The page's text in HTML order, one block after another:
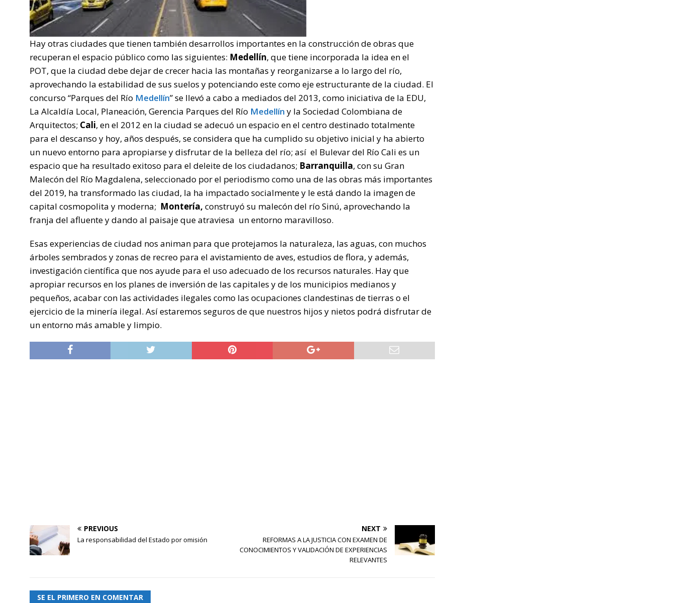
Hay otras ciudades que tienen también desarrollos importantes en la construcción de obras que
recuperan el espacio público como las siguientes: Medellín, que tiene incorporada la idea en el
POT, que la ciudad debe dejar de crecer hacia las montañas y reorganizarse a lo largo del río,
aprovechando la estabilidad de sus suelos y potenciando este como eje estructurante de la ciudad. El
concurso “Parques del Río Medellín” se llevó a cabo a mediados del 2013, como iniciativa de la EDU,
La Alcaldía Local, Planeación, Gerencia Parques del Río Medellín y la Sociedad Colombiana de
Arquitectos; Cali, en el 2012 en la ciudad se adecuó un espacio en el centro destinado totalmente
para el descanso y hoy, años después, se considera que ha cumplido su objetivo inicial y ha abierto
un nuevo entorno para apropiarse y disfrutar de la belleza del río; así el Bulevar del Río Cali es un
espacio que ha resultado exitoso para el deleite de los ciudadanos; Barranquilla, con su Gran
Malecón del Río Magdalena, seleccionado por el periodismo como una de las obras más importantes
del 2019, ha transformado las ciudad, la ha impactado socialmente y le está dando la imagen de
capital cosmopolita y moderna; Montería, construyó su malecón del río Sinú, aprovechando la
franja del afluente y dando al paisaje que atraviesa un entorno maravilloso.
Esas experiencias de ciudad nos animan para que protejamos la naturaleza, las aguas, con muchos
árboles sembrados y zonas de recreo para el avistamiento de aves, estudios de flora, y además,
investigación científica que nos ayude para el uso adecuado de los recursos naturales. Hay que
apropiar recursos en los planes de inversión de las capitales y de los municipios medianos y
pequeños, acabar con las actividades ilegales como las ocupaciones clandestinas de tierras o el
ejercicio de la minería ilegal. Así estaremos seguros de que nuestros hijos y nietos podrá disfrutar de
un entorno más amable y limpio.
PREVIOUS
La responsabilidad del Estado por omisión
NEXT
REFORMAS A LA JUSTICIA CON EXAMEN DE
CONOCIMIENTOS Y VALIDACIÓN DE EXPERIENCIAS
RELEVANTES
SE EL PRIMERO EN COMENTAR